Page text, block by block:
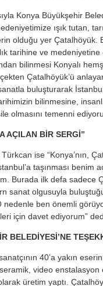
Konya Büyükşehir
ışık tutan,
olduğu yer
tarihine ve
bilinmesi Konyalı
Çatalhöyük’ü
buluşturarak
bilinmesine,
olmasını temenni
AÇILAN BİR SERGİ”
ise “Konya’nın,
taşınması benim
Burada ilk defa sadece
sanat olgusuyla
ben önemli
için davet ediyorum”
BELEDİYESİ’NE
40’a yakın
video enstalasyon
üretim yaptı.